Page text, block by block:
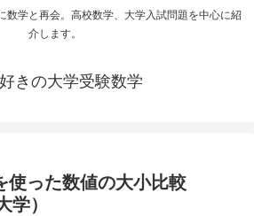
数学と再会。高校数学、大学入試問題を中心に紹
介します。
きの大学受験数学
使った数値の大小比較
学）